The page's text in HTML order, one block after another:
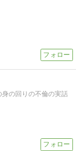
の回りの不倫の実話